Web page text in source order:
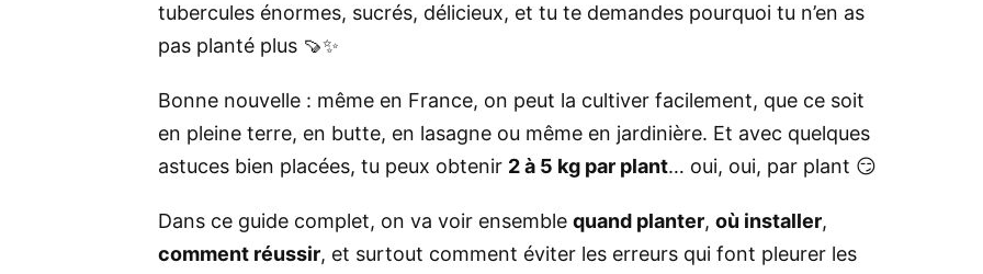
tubercules énormes, sucrés, délicieux, et tu te demandes pourquoi tu n’en as
pas planté plus 🍠✨
Bonne nouvelle : même en France, on peut la cultiver facilement, que ce soit
en pleine terre, en butte, en lasagne ou même en jardinière. Et avec quelques
astuces bien placées, tu peux obtenir 2 à 5 kg par plant… oui, oui, par plant 😏
Dans ce guide complet, on va voir ensemble quand planter, où installer,
comment réussir, et surtout comment éviter les erreurs qui font pleurer les